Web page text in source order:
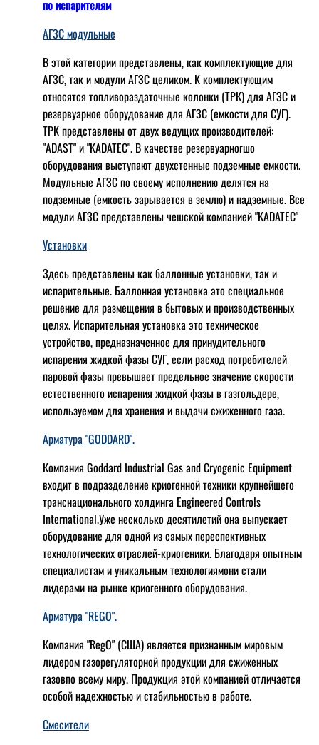
по испарителям
АГЗС модульные
В этой категории представлены, как комплектующие для
АГЗС, так и модули АГЗС целиком. К комплектующим
относятся топливораздаточные колонки (ТРК) для АГЗС и
резервуарное оборудование для АГЗС (емкости для СУГ).
ТРК представлены от двух ведущих производителей:
"ADAST" и "KADATEC". В качестве резервуарногшо
оборудования выступают двухстенные подземные емкости.
Модульные АГЗС по своему исполнению делятся на
подземные (емкость зарывается в землю) и надземные. Все
модули АГЗС представлены чешской компанией "KADATEC"
Установки
Здесь представлены как баллонные установки, так и
испарительные. Баллонная установка это специальное
решение для размещения в бытовых и производственных
целях. Испарительная установка это техническое
устройство, предназначенное для принудительного
испарения жидкой фазы СУГ, если расход потребителей
паровой фазы превышает предельное значение скорости
естественного испарения жидкой фазы в газгольдере,
используемом для хранения и выдачи сжиженного газа.
Арматура "GODDARD".
Компания Goddard Industrial Gas and Cryogenic Equipment
входит в подразделение криогенной техники крупнейшего
транснационального холдинга Engineered Controls
International.Уже несколько десятилетий она выпускает
оборудование для одной из самых переспективных
технологических отраслей-криогеники. Благодаря опытным
специалистам и уникальным технологиямони стали
лидерами на рынке криогенного оборудования.
Арматура "REGO".
Компания "RegO" (США) является признанным мировым
лидером газорегуляторной продукции для сжиженных
газовпо всему миру. Продукция этой компанией отличается
особой надежностью и стабильностью в работе.
Смесители